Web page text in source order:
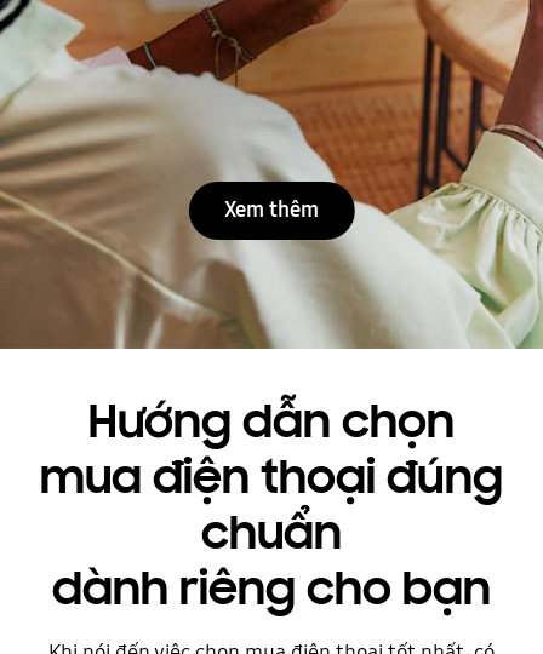
Xem thêm
Hướng dẫn chọn
mua điện thoại đúng
chuẩn
dành riêng cho bạn